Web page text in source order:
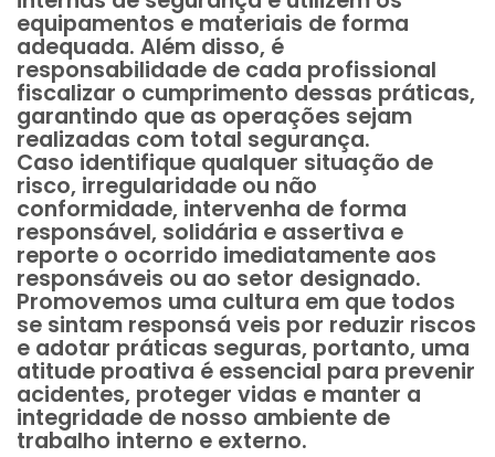
equipamentos e materiais de forma
adequada. Além disso, é
responsabilidade de cada profissional
fiscalizar o cumprimento dessas práticas,
garantindo que as operações sejam
realizadas com total segurança.
Caso identifique qualquer situação de
risco, irregularidade ou não
conformidade, intervenha de forma
responsável, solidária e assertiva e
reporte o ocorrido imediatamente aos
responsáveis ou ao setor designado.
Promovemos uma cultura em que todos
se sintam responsá veis por reduzir riscos
e adotar práticas seguras, portanto, uma
atitude proativa é essencial para prevenir
acidentes, proteger vidas e manter a
integridade de nosso ambiente de
trabalho interno e externo.